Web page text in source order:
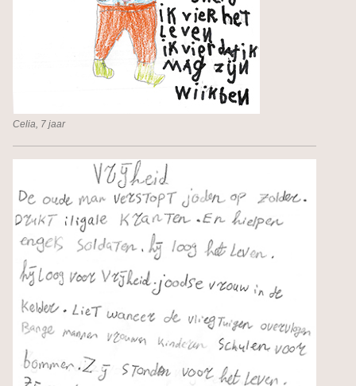
Celia, 7 jaar